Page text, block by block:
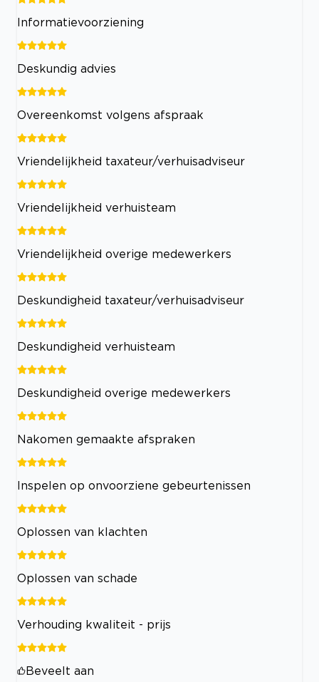
Informatievoorziening
Deskundig advies
Overeenkomst volgens afspraak
Vriendelijkheid taxateur/verhuisadviseur
Vriendelijkheid verhuisteam
Vriendelijkheid overige medewerkers
Deskundigheid taxateur/verhuisadviseur
Deskundigheid verhuisteam
Deskundigheid overige medewerkers
Nakomen gemaakte afspraken
Inspelen op onvoorziene gebeurtenissen
Oplossen van klachten
Oplossen van schade
Verhouding kwaliteit - prijs
Beveelt aan